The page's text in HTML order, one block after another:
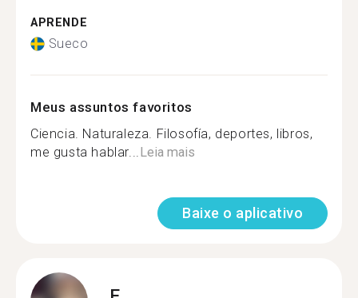
APRENDE
Sueco
Meus assuntos favoritos
Ciencia. Naturaleza. Filosofía, deportes, libros,
me gusta hablar...Leia mais
Baixe o aplicativo